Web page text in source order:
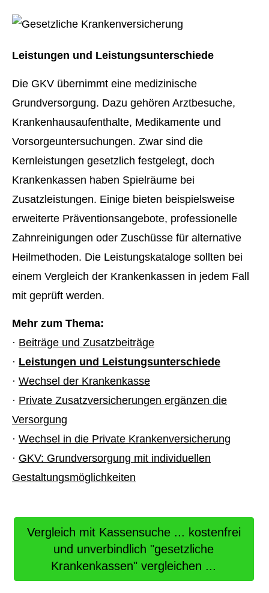
Leistungen und Leistungsunterschiede
Die GKV übernimmt eine medizinische
Grundversorgung. Dazu gehören Arztbesuche,
Krankenhausaufenthalte, Medikamente und
Vorsorgeuntersuchungen. Zwar sind die
Kernleistungen gesetzlich festgelegt, doch
Krankenkassen haben Spielräume bei
Zusatzleistungen. Einige bieten beispielsweise
erweiterte Präventionsangebote, professionelle
Zahnreinigungen oder Zuschüsse für alternative
Heilmethoden. Die Leistungskataloge sollten bei
einem Vergleich der Krankenkassen in jedem Fall
mit geprüft werden.
Mehr zum Thema:
· Beiträge und Zusatzbeiträge
· Leistungen und Leistungsunterschiede
· Wechsel der Krankenkasse
· Private Zusatzversicherungen ergänzen die
Versorgung
· Wechsel in die Private Kranken­ver­si­che­rung
· GKV: Grundversorgung mit individuellen
Gestaltungsmöglichkeiten
Vergleich mit Kassensuche ... kostenfrei
und unverbindlich "gesetzliche
Krankenkassen" ver­gleichen ...